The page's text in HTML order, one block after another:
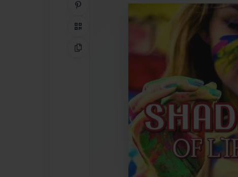
QR Code
Copy Link